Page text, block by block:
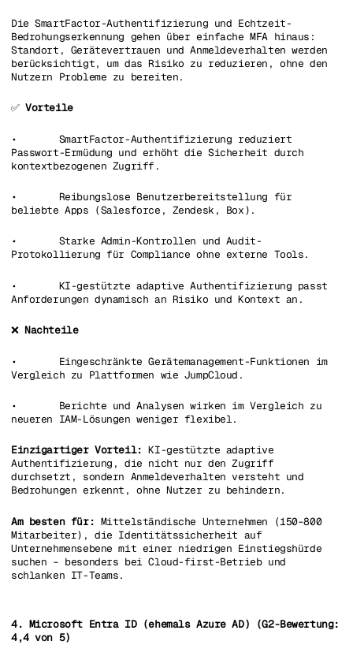
Die SmartFactor-Authentifizierung und Echtzeit-
Bedrohungserkennung gehen über einfache MFA hinaus:
Standort, Gerätevertrauen und Anmeldeverhalten werden
berücksichtigt, um das Risiko zu reduzieren, ohne den
Nutzern Probleme zu bereiten.
✅Vorteile
• SmartFactor-Authentifizierung reduziert
Passwort-Ermüdung und erhöht die Sicherheit durch
kontextbezogenen Zugriff.
• Reibungslose Benutzerbereitstellung für
beliebte Apps (Salesforce, Zendesk, Box).
• Starke Admin-Kontrollen und Audit-
Protokollierung für Compliance ohne externe Tools.
• KI-gestützte adaptive Authentifizierung passt
Anforderungen dynamisch an Risiko und Kontext an.
❌Nachteile
• Eingeschränkte Gerätemanagement-Funktionen im
Vergleich zu Plattformen wie JumpCloud.
• Berichte und Analysen wirken im Vergleich zu
neueren IAM-Lösungen weniger flexibel.
Einzigartiger Vorteil:KI-gestützte adaptive
Authentifizierung, die nicht nur den Zugriff
durchsetzt, sondern Anmeldeverhalten versteht und
Bedrohungen erkennt, ohne Nutzer zu behindern.
Am besten für: Mittelständische Unternehmen (150–800
Mitarbeiter), die Identitätssicherheit auf
Unternehmensebene mit einer niedrigen Einstiegshürde
suchen – besonders bei Cloud-first-Betrieb und
schlanken IT-Teams.
4. Microsoft Entra ID (ehemals Azure AD) (G2-Bewertung:
4,4 von 5)